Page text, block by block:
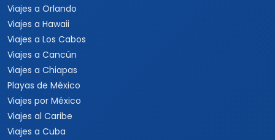
Viajes a Orlando
Viajes a Hawaii
Viajes a Los Cabos
Viajes a Cancún
Viajes a Chiapas
Playas de México
Viajes por México
Viajes al Caribe
Viajes a Cuba